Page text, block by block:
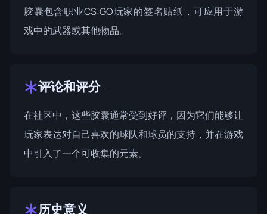
胶囊包含职业CS:GO玩家的签名贴纸，可应用于游
戏中的武器或其他物品。
评论和评分
在社区中，这些胶囊通常受到好评，因为它们能够让
玩家表达对自己喜欢的球队和球员的支持，并在游戏
中引入了一个可收集的元素。
历史意义